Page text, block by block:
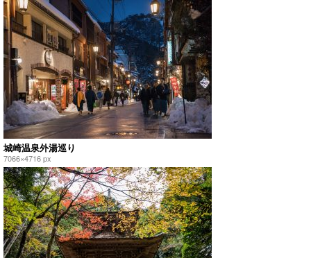
城崎温泉外湯巡り
7066×4716 px